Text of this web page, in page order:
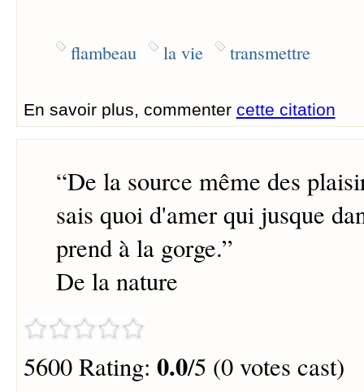
flambeau la vie transmettre
En savoir plus, commenter cette citation
“De la source même des
sais quoi d'amer qui jusque
prend à la gorge.”
De la nature
5600 Rating: 0.0/5 (0 votes cast)